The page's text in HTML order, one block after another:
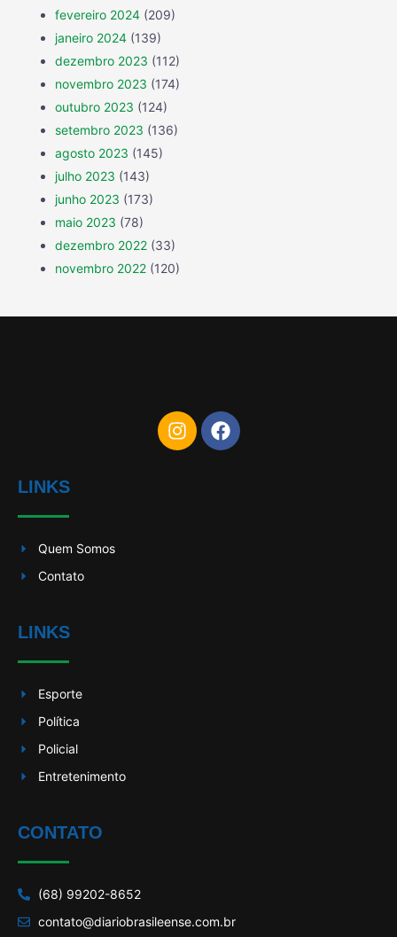
fevereiro 2024 (209)
janeiro 2024 (139)
dezembro 2023 (112)
novembro 2023 (174)
outubro 2023 (124)
setembro 2023 (136)
agosto 2023 (145)
julho 2023 (143)
junho 2023 (173)
maio 2023 (78)
dezembro 2022 (33)
novembro 2022 (120)
LINKS
Quem Somos
Contato
LINKS
Esporte
Política
Policial
Entretenimento
CONTATO
(68) 99202-8652
contato@diariobrasileense.com.br